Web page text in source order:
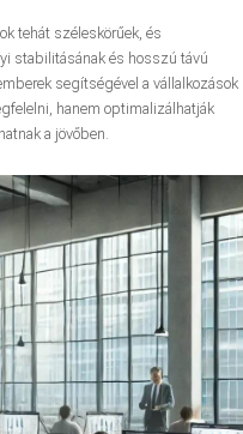
tehát széleskörűek, és
stabilitásának és hosszú távú
segítségével a vállalkozások
hanem optimalizálhatják
a jövőben.